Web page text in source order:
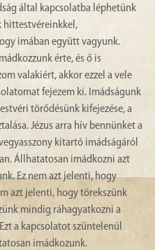
által kapcsolatba léphetünk
hittestvéreinkkel,
imában együtt vagyunk.
érte, és ő is
valakiért, akkor ezzel a vele
fejezem ki. Imádságunk
törődésünk kifejezése, a
Jézus arra hív bennünket a
kitartó imádságáról
Állhatatosan imádkozni azt
Ez nem azt jelenti, hogy
azt jelenti, hogy törekszünk
mindig ráhagyatkozni a
a kapcsolatot szüntelenül
imádkozunk.